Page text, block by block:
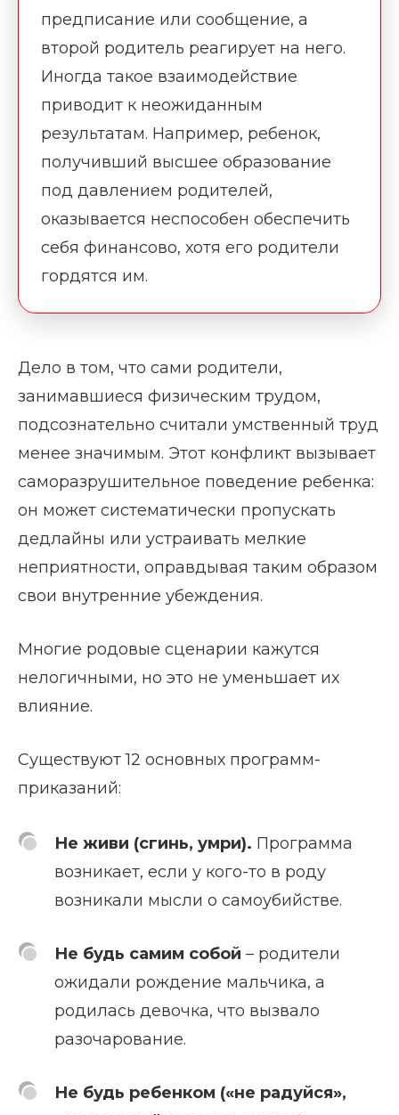
предписание или сообщение, а
второй родитель реагирует на него.
Иногда такое взаимодействие
приводит к неожиданным
результатам. Например, ребенок,
получивший высшее образование
под давлением родителей,
оказывается неспособен обеспечить
себя финансово, хотя его родители
гордятся им.
Дело в том, что сами родители,
занимавшиеся физическим трудом,
подсознательно считали умственный труд
менее значимым. Этот конфликт вызывает
саморазрушительное поведение ребенка:
он может систематически пропускать
дедлайны или устраивать мелкие
неприятности, оправдывая таким образом
свои внутренние убеждения.
Многие родовые сценарии кажутся
нелогичными, но это не уменьшает их
влияние.
Существуют 12 основных программ-
приказаний:
Не живи (сгинь, умри). Программа
возникает, если у кого-то в роду
возникали мысли о самоубийстве.
Не будь самим собой – родители
ожидали рождение мальчика, а
родилась девочка, что вызвало
разочарование.
Не будь ребенком («не радуйся»,